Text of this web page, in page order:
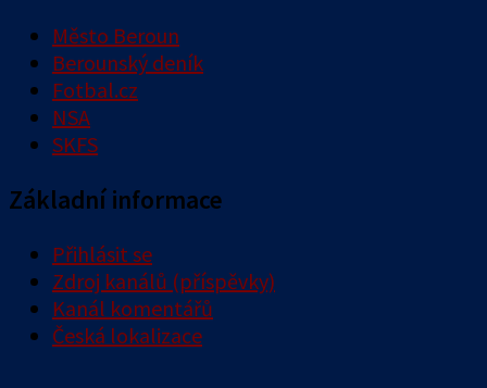
Město Beroun
Berounský deník
Fotbal.cz
NSA
SKFS
Základní informace
Přihlásit se
Zdroj kanálů (příspěvky)
Kanál komentářů
Česká lokalizace